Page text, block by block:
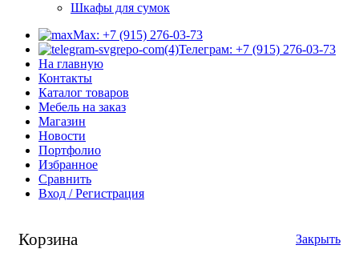
Шкафы для сумок
Max: +7 (915) 276-03-73
Телеграм: +7 (915) 276-03-73
На главную
Контакты
Каталог товаров
Мебель на заказ
Магазин
Новости
Портфолио
Избранное
Сравнить
Вход / Регистрация
Корзина Закрыть